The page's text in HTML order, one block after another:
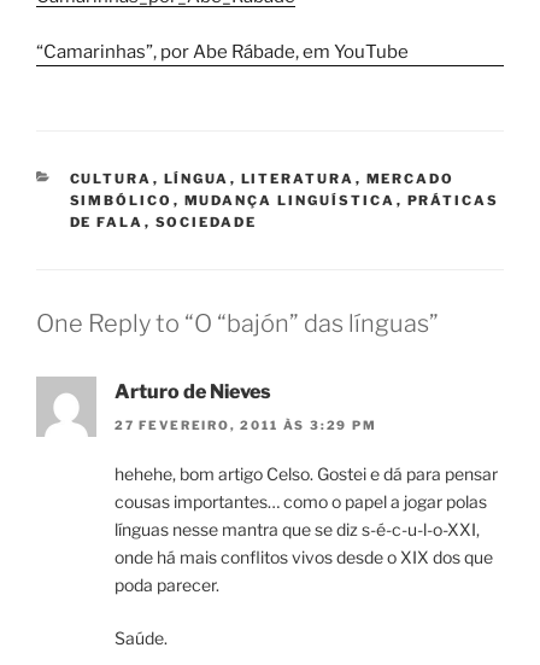
“Camarinhas”, por Abe Rábade, em YouTube
CATEGORIES
CULTURA , LÍNGUA , LITERATURA , MERCADO
SIMBÓLICO , MUDANÇA LINGUÍSTICA , PRÁTICAS
DE FALA , SOCIEDADE
One Reply to “O “bajón” das línguas”
Arturo de Nieves
27 FEVEREIRO, 2011 ÀS 3:29 PM
hehehe, bom artigo Celso. Gostei e dá para pensar
cousas importantes… como o papel a jogar polas
línguas nesse mantra que se diz s-é-c-u-l-o-XXI,
onde há mais conflitos vivos desde o XIX dos que
poda parecer.
Saúde.